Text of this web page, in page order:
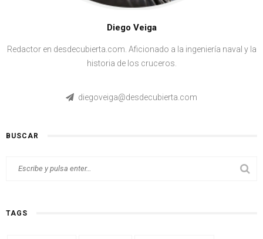
Diego Veiga
Redactor en desdecubierta.com. Aficionado a la ingeniería naval y la
historia de los cruceros.
diegoveiga@desdecubierta.com
BUSCAR
TAGS